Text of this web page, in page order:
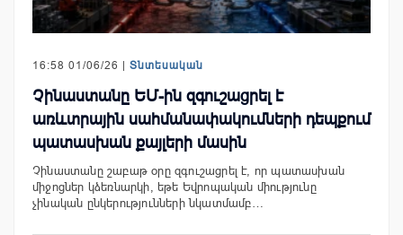
16:58 01/06/26 | Տնտեսական
Չինաստանը ԵՄ-ին զգուշացրել է
առևտրային սահմանափակումների դեպքում
պատասխան քայլերի մասին
Չինաստանը շաբաթ օրը զգուշացրել է, որ պատասխան
միջոցներ կձեռնարկի, եթե Եվրոպական միությունը
չինական ընկերությունների նկատմամբ…